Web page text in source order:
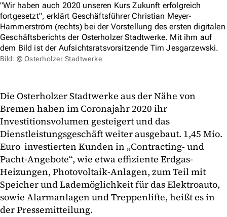
"Wir haben auch 2020 unseren Kurs Zukunft erfolgreich
fortgesetzt", erklärt Geschäftsführer Christian Meyer-
Hammerström (rechts) bei der Vorstellung des ersten digitalen
Geschäftsberichts der Osterholzer Stadtwerke. Mit ihm auf
dem Bild ist der Aufsichtsratsvorsitzende Tim Jesgarzewski.
Bild: © Osterholzer Stadtwerke
Die Osterholzer Stadtwerke aus der Nähe von
Bremen haben im Coronajahr 2020 ihr
Investitionsvolumen gesteigert und das
Dienstleistungsgeschäft weiter ausgebaut. 1,45 Mio.
Euro investierten Kunden in „Contracting- und
Pacht-Angebote“, wie etwa effiziente Erdgas-
Heizungen, Photovoltaik-Anlagen, zum Teil mit
Speicher und Lademöglichkeit für das Elektroauto,
sowie Alarmanlagen und Treppenlifte, heißt es in
der Pressemitteilung.